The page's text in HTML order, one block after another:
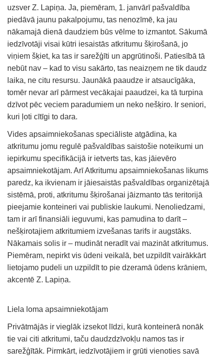
uzsver Z. Lapiņa. Ja, piemēram, 1. janvārī pašvaldība
piedāvā jaunu pakalpojumu, tas nenozīmē, ka jau
nākamajā dienā daudziem būs vēlme to izmantot. Sākumā
iedzīvotāji visai kūtri iesaistās atkritumu šķirošanā, jo
viņiem šķiet, ka tas ir sarežģīti un apgrūtinoši. Patiesībā tā
nebūt nav – kad to visu sakārto, tas neaizņem ne tik daudz
laika, ne citu resursu. Jaunākā paaudze ir atsaucīgāka,
tomēr nevar arī pārmest vecākajai paaudzei, ka tā turpina
dzīvot pēc veciem paradumiem un neko nešķiro. Ir seniori,
kuri ļoti cītīgi to dara.
Vides apsaimniekošanas speciāliste atgādina, ka
atkritumu jomu regulē pašvaldības saistošie noteikumi un
iepirkumu specifikācijā ir ietverts tas, kas jāievēro
apsaimniekotājam. Arī Atkritumu apsaimniekošanas likums
paredz, ka ikvienam ir jāiesaistās pašvaldības organizētajā
sistēmā, proti, atkritumu šķirošanai jāizmanto tās teritorijā
pieejamie konteineri vai publiskie laukumi. Nenoliedzami,
tam ir arī finansiāli ieguvumi, kas pamudina to darīt –
nešķirotajiem atkritumiem izvešanas tarifs ir augstāks.
Nākamais solis ir – mudināt neradīt vai mazināt atkritumus.
Piemēram, nepirkt vis ūdeni veikalā, bet uzpildīt vairākkārt
lietojamo pudeli un uzpildīt to pie dzeramā ūdens krāniem,
akcentē Z. Lapiņa.
Liela loma apsaimniekotājam
Privātmājās ir vieglāk izsekot līdzi, kurā konteinerā nonāk
tie vai citi atkritumi, taču daudzdzīvokļu namos tas ir
sarežģītāk. Pirmkārt, iedzīvotājiem ir grūti vienoties savā